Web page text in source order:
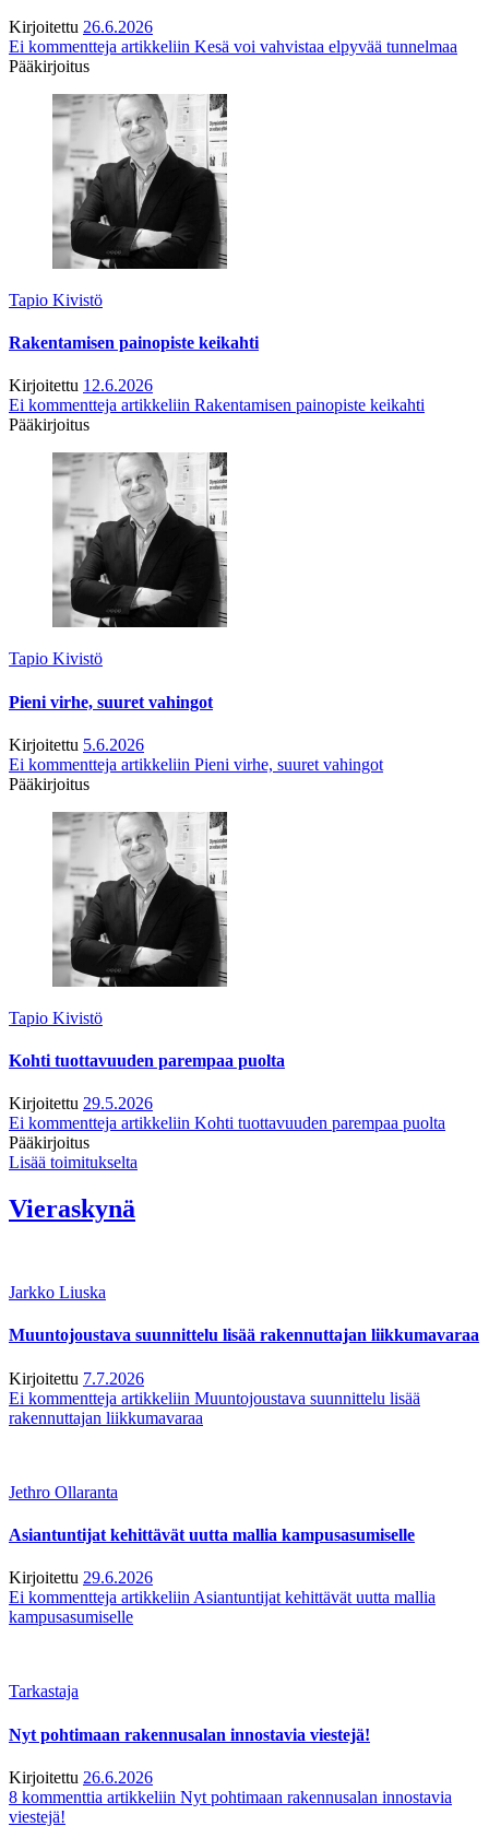
Kirjoitettu 26.6.2026
Ei kommentteja artikkeliin Kesä voi vahvistaa elpyvää tunnelmaa
Pääkirjoitus
Tapio Kivistö
Rakentamisen painopiste keikahti
Kirjoitettu 12.6.2026
Ei kommentteja artikkeliin Rakentamisen painopiste keikahti
Pääkirjoitus
Tapio Kivistö
Pieni virhe, suuret vahingot
Kirjoitettu 5.6.2026
Ei kommentteja artikkeliin Pieni virhe, suuret vahingot
Pääkirjoitus
Tapio Kivistö
Kohti tuottavuuden parempaa puolta
Kirjoitettu 29.5.2026
Ei kommentteja artikkeliin Kohti tuottavuuden parempaa puolta
Pääkirjoitus
Lisää toimitukselta
Vieraskynä
Jarkko Liuska
Muuntojoustava suunnittelu lisää rakennuttajan liikkumavaraa
Kirjoitettu 7.7.2026
Ei kommentteja artikkeliin Muuntojoustava suunnittelu lisää
rakennuttajan liikkumavaraa
Jethro Ollaranta
Asiantuntijat kehittävät uutta mallia kampusasumiselle
Kirjoitettu 29.6.2026
Ei kommentteja artikkeliin Asiantuntijat kehittävät uutta mallia
kampusasumiselle
Tarkastaja
Nyt pohtimaan rakennusalan innostavia viestejä!
Kirjoitettu 26.6.2026
8 kommenttia artikkeliin Nyt pohtimaan rakennusalan innostavia
viestejä!